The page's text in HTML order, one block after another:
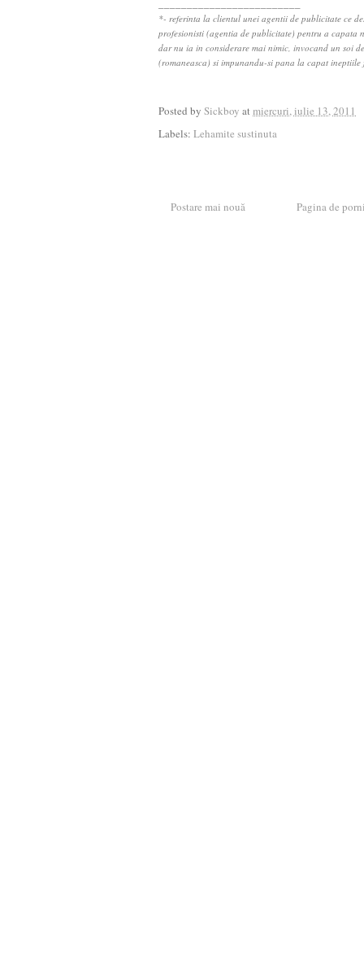
*- referinta la clientul unei agentii de publicitate ce
profesionisti (agentia de publicitate) pentru a capata
dar nu ia in considerare mai nimic, invocand un soi
(romaneasca) si impunandu-si pana la capat
Posted by Sickboy atmiercuri, iulie 13, 2011
Labels: Lehamite sustinuta
Postare mai nouă Pagina de